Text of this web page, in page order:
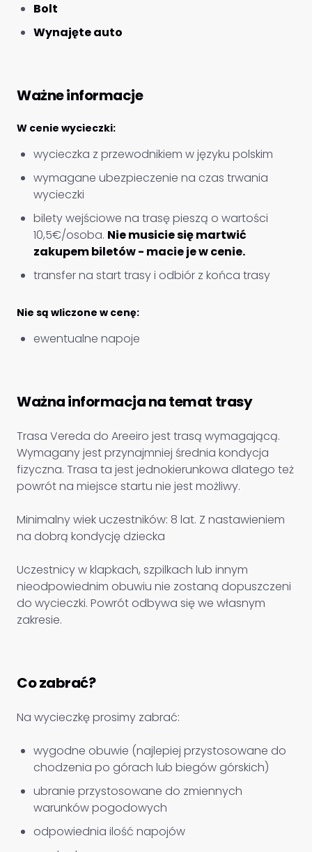
Bolt
Wynajęte auto
Ważne informacje
W cenie wycieczki:
wycieczka z przewodnikiem w języku polskim
wymagane ubezpieczenie na czas trwania
wycieczki
bilety wejściowe na trasę pieszą o wartości
10,5€/osoba. Nie musicie się martwić
zakupem biletów - macie je w cenie.
transfer na start trasy i odbiór z końca trasy
Nie są wliczone w cenę:
ewentualne napoje
Ważna informacja na temat trasy
Trasa Vereda do Areeiro jest trasą wymagającą.
Wymagany jest przynajmniej średnia kondycja
fizyczna. Trasa ta jest jednokierunkowa dlatego też
powrót na miejsce startu nie jest możliwy.
Minimalny wiek uczestników: 8 lat. Z nastawieniem
na dobrą kondycję dziecka
Uczestnicy w klapkach, szpilkach lub innym
nieodpowiednim obuwiu nie zostaną dopuszczeni
do wycieczki. Powrót odbywa się we własnym
zakresie.
Co zabrać?
Na wycieczkę prosimy zabrać:
wygodne obuwie (najlepiej przystosowane do
chodzenia po górach lub biegów górskich)
ubranie przystosowane do zmiennych
warunków pogodowych
odpowiednia ilość napojów